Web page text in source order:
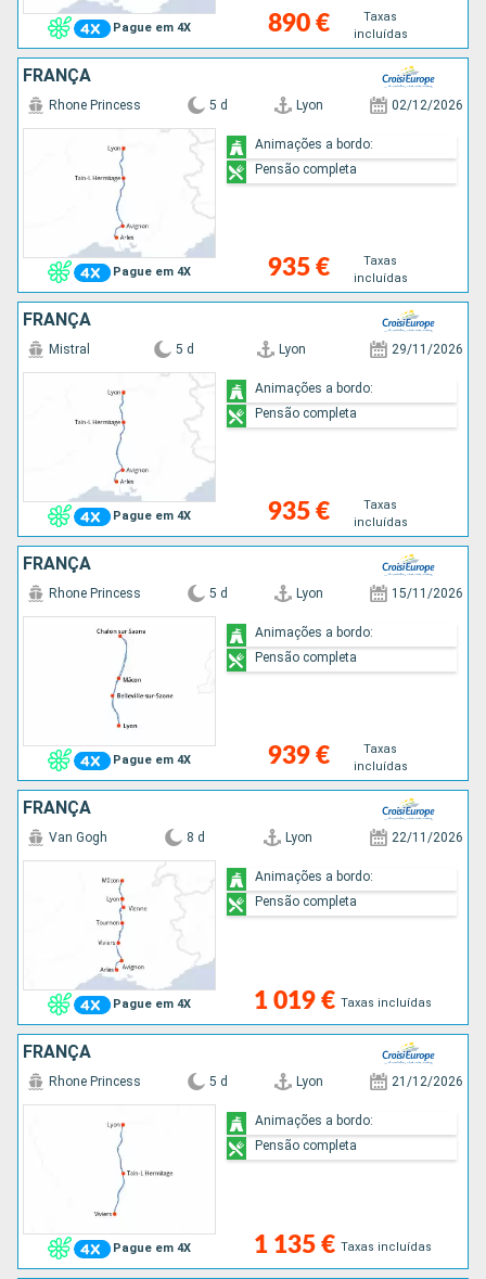
Pague em 4X 890 €
Taxas
incluídas
FRANÇA
Pague em 4X
Rhone Princess 5 d Lyon 02/12/2026
935 €
Taxas
incluídas
Animações a bordo:
Pensão completa
FRANÇA
Pague em 4X
Mistral 5 d Lyon 29/11/2026
935 €
Taxas
incluídas
Animações a bordo:
Pensão completa
FRANÇA
Pague em 4X
Rhone Princess 5 d Lyon 15/11/2026
939 €
Taxas
incluídas
Animações a bordo:
Pensão completa
FRANÇA
Pague em 4X
Van Gogh 8 d Lyon 22/11/2026
1 019 € Taxas incluídas
Animações a bordo:
Pensão completa
FRANÇA
Pague em 4X
Rhone Princess 5 d Lyon 21/12/2026
1 135 € Taxas incluídas
Animações a bordo:
Pensão completa